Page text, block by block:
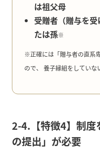
は祖父母
受贈者（贈与を
たは孫※
※正確には「贈与者の直系
ので、 養子縁組をしてい
2-4.【特徴4】制度
の提出」が必要